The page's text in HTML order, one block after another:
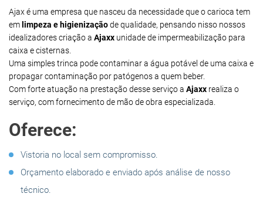
Ajax é uma empresa que nasceu da necessidade que o carioca tem
em limpeza e higienizaçãode qualidade, pensando nisso nossos
idealizadores criação a Ajaxx unidade de impermeabilização para
caixa e cisternas.
Uma simples trinca pode contaminar a água potável de uma caixa e
propagar contaminação por patógenos a quem beber.
Com forte atuação na prestação desse serviço a Ajaxx realiza o
serviço, com fornecimento de mão de obra especializada.
Oferece:
Vistoria no local sem compromisso.
Orçamento elaborado e enviado após análise de nosso
técnico.